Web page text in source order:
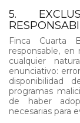
5.
Finca Cuarta
responsable,
cualquier
enunciativo:
disponibilidad
programas
de haber
necesarias para